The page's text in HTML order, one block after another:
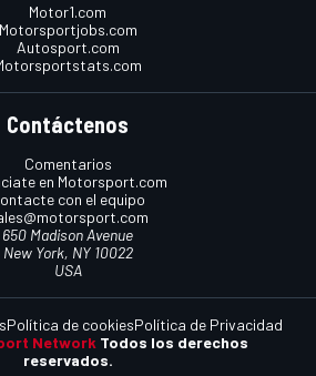
Motor1.com
Motorsportjobs.com
Autosport.com
Contáctenos
Comentarios
en Motorsport.com
con el equipo
650 Madison Avenue
New York, NY 10022
USA
Network Todos los derechos
reservados.
Política de cookiesPolítica de Privacidad